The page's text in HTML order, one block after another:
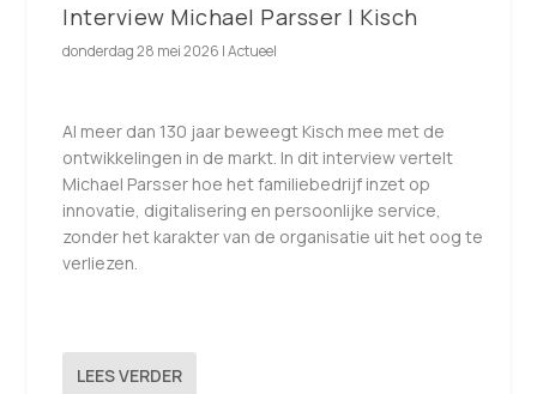
Interview Michael Parsser | Kisch
donderdag 28 mei 2026 |Actueel
Al meer dan 130 jaar beweegt Kisch mee met de
ontwikkelingen in de markt. In dit interview vertelt
Michael Parsser hoe het familiebedrijf inzet op
innovatie, digitalisering en persoonlijke service,
zonder het karakter van de organisatie uit het oog te
verliezen.
LEES VERDER